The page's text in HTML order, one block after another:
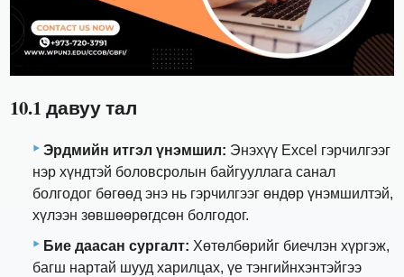
10.1 давуу тал
Эрдмийн итгэл үнэмшил: Энэхүү Excel гэрчилгээг
нэр хүндтэй боловсролын байгууллага санал
болгодог бөгөөд энэ нь гэрчилгээг өндөр үнэмшилтэй,
хүлээн зөвшөөрөгдсөн болгодог.
Бие даасан сургалт: Хөтөлбөрийг биечлэн хүргэж,
багш нартай шууд харилцах, үе тэнгийнхэнтэйгээ